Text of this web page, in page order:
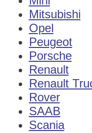
Mitsubishi
Opel
Peugeot
Porsche
Renault
Renault
Rover
SAAB
Scania